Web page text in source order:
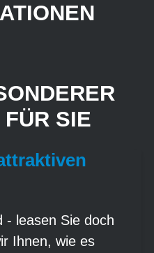
SIE
- leasen Sie doch
Ihnen, wie es